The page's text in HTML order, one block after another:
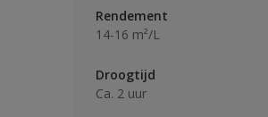
Rendement
14-16 m²/L
Droogtijd
Ca. 2 uur